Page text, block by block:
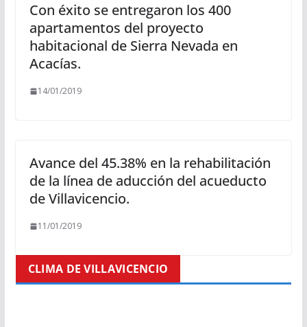
Con éxito se entregaron los 400
apartamentos del proyecto
habitacional de Sierra Nevada en
Acacías.
14/01/2019
Avance del 45.38% en la rehabilitación
de la línea de aducción del acueducto
de Villavicencio.
11/01/2019
CLIMA DE VILLAVICENCIO